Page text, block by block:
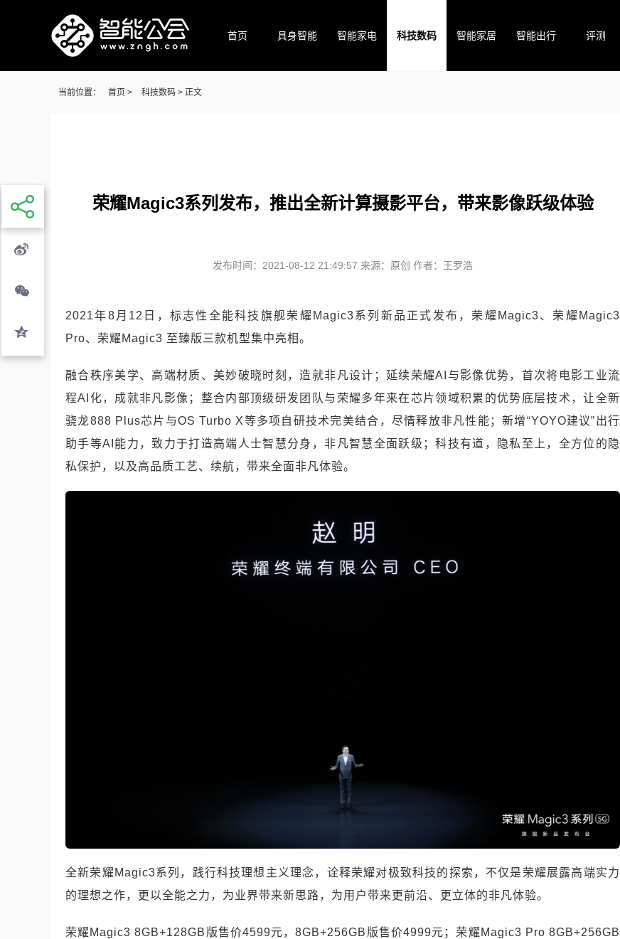
首页 具身智能 智能家电 科技数码 智能家居 智能出行 评测
当前位置： 首页 > 科技数码 > 正文
荣耀Magic3系列发布，推出全新计算摄影平台，带来影像跃级体验
发布时间：2021-08-12 21:49:57 来源：原创 作者：王罗浩
2021年8月12日，标志性全能科技旗舰荣耀Magic3系列新品正式发布，荣耀Magic3、荣耀Magic3
Pro、荣耀Magic3 至臻版三款机型集中亮相。
融合秩序美学、高端材质、美妙破晓时刻，造就非凡设计；延续荣耀AI与影像优势，首次将电影工业流
程AI化，成就非凡影像；整合内部顶级研发团队与荣耀多年来在芯片领域积累的优势底层技术，让全新
骁龙888 Plus芯片与OS Turbo X等多项自研技术完美结合，尽情释放非凡性能；新增“YOYO建议”出行
助手等AI能力，致力于打造高端人士智慧分身，非凡智慧全面跃级；科技有道，隐私至上，全方位的隐
私保护，以及高品质工艺、续航，带来全面非凡体验。
全新荣耀Magic3系列，践行科技理想主义理念，诠释荣耀对极致科技的探索，不仅是荣耀展露高端实力
的理想之作，更以全能之力，为业界带来新思路，为用户带来更前沿、更立体的非凡体验。
荣耀Magic3 8GB+128GB版售价4599元，8GB+256GB版售价4999元；荣耀Magic3 Pro 8GB+256GB